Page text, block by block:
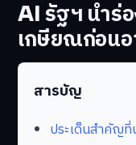
AI รัฐฯ นำร่
เกษียณก่อน
สารบัญ
ประเด็นสำคัญที่